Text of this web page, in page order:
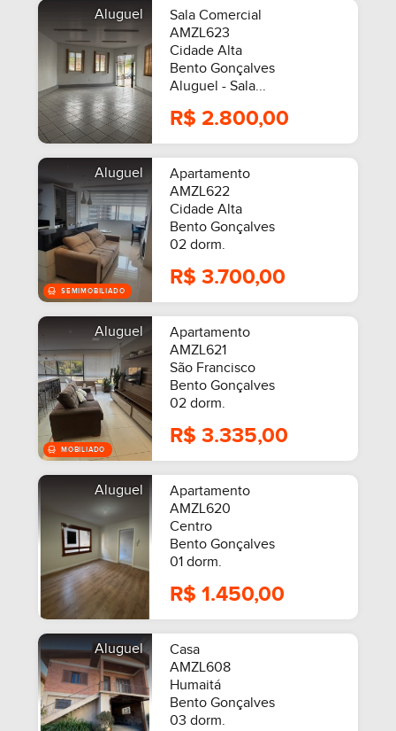
Aluguel
Sala Comercial
AMZL623
Cidade Alta
Bento Gonçalves
Aluguel - Sala...
R$ 2.800,00
Aluguel
Apartamento
AMZL622
Cidade Alta
Bento Gonçalves
02 dorm.
R$ 3.700,00
Aluguel
Apartamento
AMZL621
São Francisco
Bento Gonçalves
02 dorm.
R$ 3.335,00
Aluguel
Apartamento
AMZL620
Centro
Bento Gonçalves
01 dorm.
R$ 1.450,00
Aluguel
Casa
AMZL608
Humaitá
Bento Gonçalves
03 dorm.